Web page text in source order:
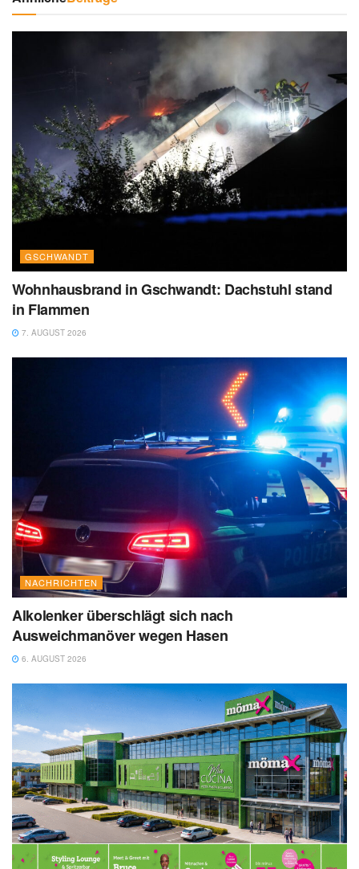
GSCHWANDT
Wohnhausbrand in Gschwandt: Dachstuhl stand
in Flammen
7. AUGUST 2026
NACHRICHTEN
Alkolenker überschlägt sich nach
Ausweichmanöver wegen Hasen
6. AUGUST 2026